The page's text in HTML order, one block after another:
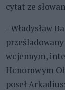
cytat ze
- Władysław
wojennym,
Honorowym
poseł